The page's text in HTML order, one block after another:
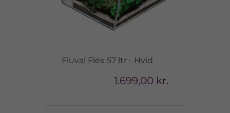
Fluval Flex 57 ltr - Hvid
1.699,00 kr.